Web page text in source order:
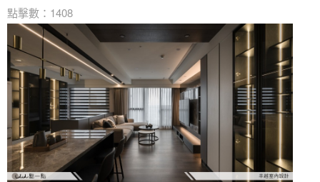
點擊數：1408
我要裝潢
裝潢計算機
裝潢進階計算機
裝潢圖紙免費健檢
類型
居家
商業空間
辦公室
其他
面積
小坪數
21~30坪
31~50坪
51坪以上
風格
現代
簡約
休閒
預算
150萬以內
151萬~250萬
人氣推薦
設計好手
台北市
新北市
桃園 新竹 竹北
台中
360環景體驗
你家我家 Podcast
虛擬線上裝潢
房屋仲介方案
裝潢輕鬆點
設計專欄
系統櫃
綠建材
居家風水
老屋翻新
全站搜尋
線上賞屋
北部
台北市
徵設計師